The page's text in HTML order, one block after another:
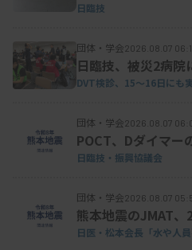
床医と検査技師」の組み合
病理解剖に対応する基本
帯のみ」が38.2％と最も多
も対応している施設が14.1
解剖に従事した際の手当
日臨技
団体・学会2026.08.07
日臨技、被災2病院
DVT検診、15～16日にも
団体・学会2026.08.07
POCT、Dダイマー
日臨技・振興協議会
団体・学会2026.08.07
熊本地震のJMAT、
日医・松本会長「水や人員